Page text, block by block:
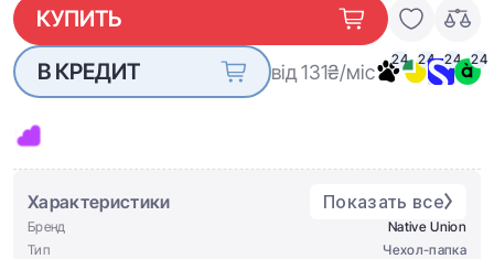
КУПИТЬ
В КРЕДИТ
від 131₴/міс
24 24 24 24
Характеристики Показать все
Бренд
Native Union
Тип
Чехол-папка